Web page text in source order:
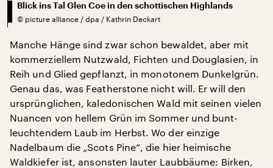
Blick ins Tal Glen Coe in den schottischen Highlands
© picture alliance / dpa / Kathrin Deckart
Manche Hänge sind zwar schon bewaldet, aber mit
kommerziellem Nutzwald, Fichten und Douglasien, in
Reih und Glied gepflanzt, in monotonem Dunkelgrün.
Genau das, was Featherstone nicht will. Er will den
ursprünglichen, kaledonischen Wald mit seinen vielen
Nuancen von hellem Grün im Sommer und bunt-
leuchtendem Laub im Herbst. Wo der einzige
Nadelbaum die „Scots Pine“, die hier heimische
Waldkiefer ist, ansonsten lauter Laubbäume: Birken,